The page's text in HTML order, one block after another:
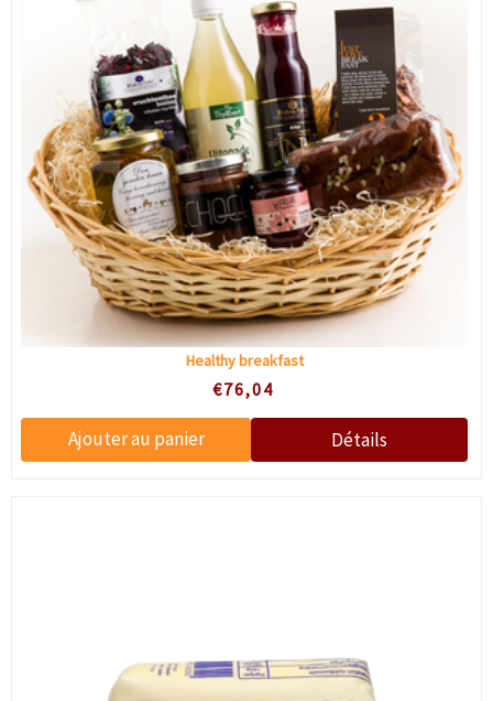
Healthy breakfast
€76,04
instantanée.
Soumettre
Non merci
Vous vous inscrivez pour recevoir des
communications par e-mail et pouvez vous
désabonner à tout moment.